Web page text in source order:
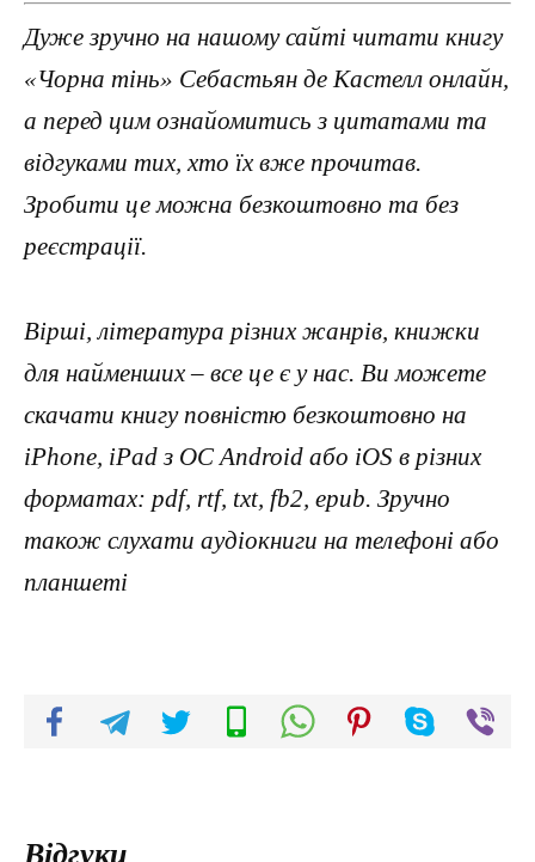
Дуже зручно на нашому сайті читати книгу
«Чорна тінь» Себастьян де Кастелл онлайн,
а перед цим ознайомитись з цитатами та
відгуками тих, хто їх вже прочитав.
Зробити це можна безкоштовно та без
реєстрації.
Вірші, література різних жанрів, книжки
для найменших – все це є у нас. Ви можете
скачати книгу повністю безкоштовно на
iPhone, iPad з ОС Android або iOS в різних
форматах: pdf, rtf, txt, fb2, epub. Зручно
також слухати аудіокниги на телефоні або
планшеті
Відгуки